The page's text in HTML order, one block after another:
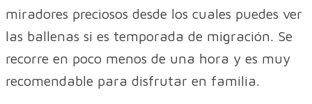
miradores preciosos desde los cuales puedes ver
las ballenas si es temporada de migración. Se
recorre en poco menos de una hora y es muy
recomendable para disfrutar en familia.